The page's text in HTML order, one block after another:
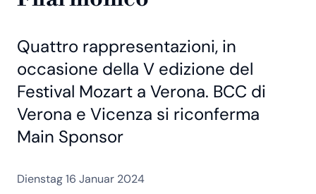
Quattro rappresentazioni, in
occasione della V edizione del
Festival Mozart a Verona. BCC di
Verona e Vicenza si riconferma
Main Sponsor
Dienstag 16 Januar 2024